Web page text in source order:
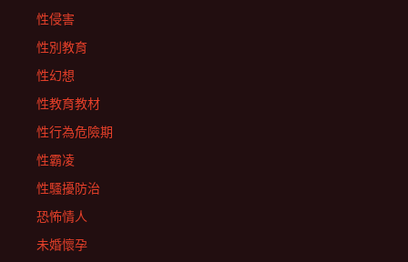
性侵害
性別教育
性幻想
性教育教材
性行為危險期
性霸凌
性騷擾防治
恐怖情人
未婚懷孕